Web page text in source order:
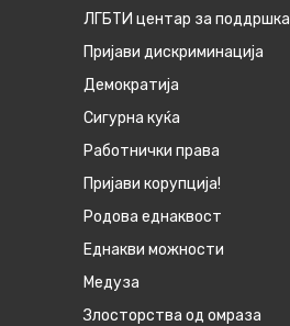
ЛГБТИ центар за поддршка
Пријави дискриминација
Демократија
Сигурна куќа
Работнички права
Пријави корупција!
Родова еднаквост
Eднакви можности
Медуза
Злосторства од омраза